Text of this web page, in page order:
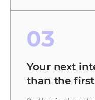
03
Your next
than the first